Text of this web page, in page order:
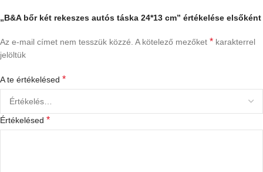
„B&A bőr két rekeszes autós táska 24*13 cm” értékelése elsőként
Az e-mail címet nem tesszük közzé. A kötelező mezőket * karakterrel
jelöltük
A te értékelésed *
Értékelésed *